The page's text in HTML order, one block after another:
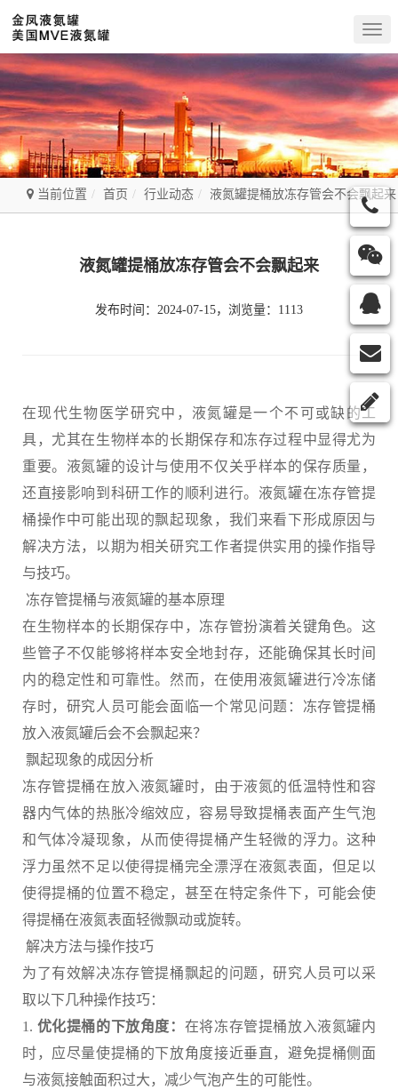
当前位置 首页 行业动态 液氮罐提桶放冻存管会不会飘起来
液氮罐提桶放冻存管会不会飘起来
发布时间：2024-07-15，浏览量：1113
在现代生物医学研究中，液氮罐是一个不可或缺的工
具，尤其在生物样本的长期保存和冻存过程中显得尤为
重要。液氮罐的设计与使用不仅关乎样本的保存质量，
还直接影响到科研工作的顺利进行。液氮罐在冻存管提
桶操作中可能出现的飘起现象，我们来看下形成原因与
解决方法，以期为相关研究工作者提供实用的操作指导
与技巧。
冻存管提桶与液氮罐的基本原理
在生物样本的长期保存中，冻存管扮演着关键角色。这
些管子不仅能够将样本安全地封存，还能确保其长时间
内的稳定性和可靠性。然而，在使用液氮罐进行冷冻储
存时，研究人员可能会面临一个常见问题：冻存管提桶
放入液氮罐后会不会飘起来？
飘起现象的成因分析
冻存管提桶在放入液氮罐时，由于液氮的低温特性和容
器内气体的热胀冷缩效应，容易导致提桶表面产生气泡
和气体冷凝现象，从而使得提桶产生轻微的浮力。这种
浮力虽然不足以使得提桶完全漂浮在液氮表面，但足以
使得提桶的位置不稳定，甚至在特定条件下，可能会使
得提桶在液氮表面轻微飘动或旋转。
解决方法与操作技巧
为了有效解决冻存管提桶飘起的问题，研究人员可以采
取以下几种操作技巧：
1. 优化提桶的下放角度： 在将冻存管提桶放入液氮罐内
时，应尽量使提桶的下放角度接近垂直，避免提桶侧面
与液氮接触面积过大，减少气泡产生的可能性。